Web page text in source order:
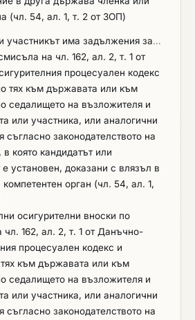
на персонала, които ще
с изпълнението на
на обществената поръчка,
удостоверяващи
им компетентност
и удостоверение от КИИП
правоспособност;
преминато обучение или друг
удостоверяващ
и/или професионална
който посочва образование,
квалификация и професионален
се прилагат правилата на
* Когато участникът
на подизпълнители, същите
на изискванията на чл. 66
и професионалните
могат да използват
ал.5 от ЗОП, Възложителят
от участниците, по всяко време
на офертите представяне на
от документите, чрез които се
посочена в ЕЕДОП,
за законосъобразното
Разпоредбата ще се
с чл. 68, ал.4 и ал.5
които има достъп по служебен
регистър, или могат да
чрез пряк и безплатен достъп
бази данни на държавите
(чл. 54, ал. 1, т. 2 от ЗОП)
участникът има задължения за…
на чл. 162, ал. 2, т. 1 от
процесуален кодекс
тях към държавата или към
седалището на възложителя и
или участника, или аналогични
съгласно законодателството на
която кандидатът или
е установен, доказани с влязъл в
компетентен орган (чл. 54, ал. 1,
осигурителни вноски по
162, ал. 2, т. 1 от Данъчно-
процесуален кодекс и
към държавата или към
седалището на възложителя и
или участника, или аналогични
съгласно законодателството на